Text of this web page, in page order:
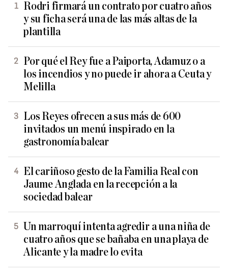
Rodri firmará un contrato por cuatro años
y su ficha será una de las más altas de la
plantilla
Por qué el Rey fue a Paiporta, Adamuz o a
los incendios y no puede ir ahora a Ceuta y
Melilla
Los Reyes ofrecen a sus más de 600
invitados un menú inspirado en la
gastronomía balear
El cariñoso gesto de la Familia Real con
Jaume Anglada en la recepción a la
sociedad balear
Un marroquí intenta agredir a una niña de
cuatro años que se bañaba en una playa de
Alicante y la madre lo evita